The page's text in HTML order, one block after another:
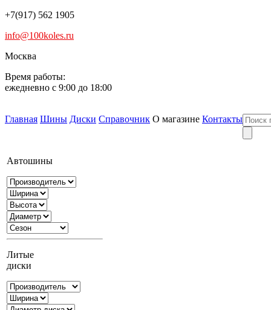
+7(917) 562 1905
info@100koles.ru
Москва
Время работы:
ежедневно с 9:00 до 18:00
Главная Шины Диски Справочник О магазине Контакты
Автошины
Литые
диски